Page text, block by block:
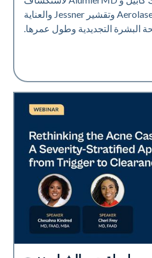
كيف تدعم تقنية Aerolase Neo وتقشير Jessner والعناية
البشرة التجديدية وطول عمرها.